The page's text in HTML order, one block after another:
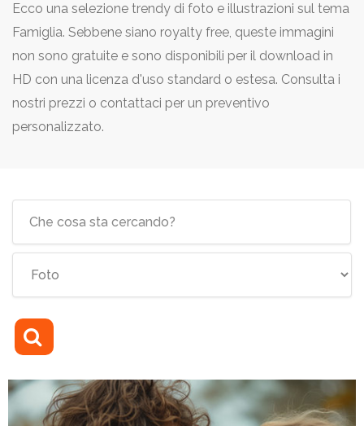
qui:Ecco una selezione trendy di foto e illustrazioni sul tema
Famiglia. Sebbene siano royalty free, queste immagini
non sono gratuite e sono disponibili per il download in
HD con una licenza d'uso standard o estesa. Consulta i
nostri prezzi o contattaci per un preventivo
personalizzato.